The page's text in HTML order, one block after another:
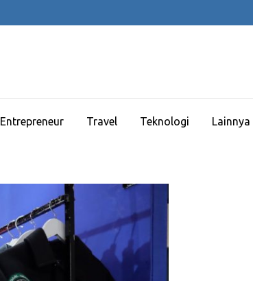
Entrepreneur Travel Teknologi Lainnya